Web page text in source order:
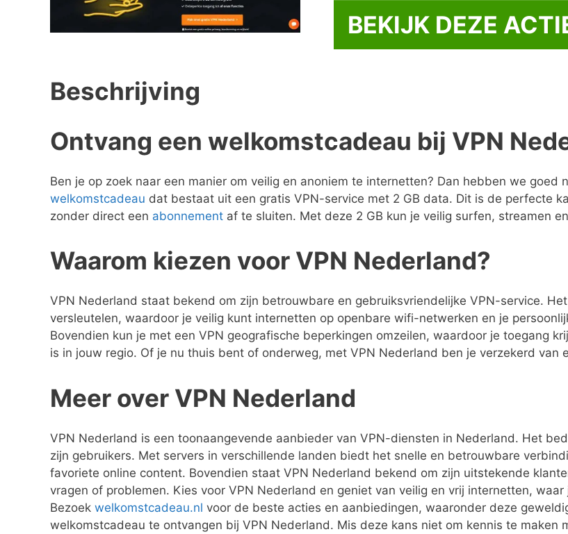
BEKIJK DEZE
Beschrijving
Ontvang een welkomstcadeau bij VPN
Ben je op zoek naar een manier om veilig en anoniem te internetten? Dan hebben we goed
welkomstcadeau dat bestaat uit een gratis VPN-service met 2 GB data. Dit is de perfecte
zonder direct een abonnement af te sluiten. Met deze 2 GB kun je veilig surfen, streamen
Waarom kiezen voor VPN Nederland?
VPN Nederland staat bekend om zijn betrouwbare en gebruiksvriendelijke VPN-service.
versleutelen, waardoor je veilig kunt internetten op openbare wifi-netwerken en je
Bovendien kun je met een VPN geografische beperkingen omzeilen, waardoor je toegang
is in jouw regio. Of je nu thuis bent of onderweg, met VPN Nederland ben je verzekerd van
Meer over VPN Nederland
VPN Nederland is een toonaangevende aanbieder van VPN-diensten in Nederland. Het
zijn gebruikers. Met servers in verschillende landen biedt het snelle en betrouwbare
favoriete online content. Bovendien staat VPN Nederland bekend om zijn uitstekende
vragen of problemen. Kies voor VPN Nederland en geniet van veilig en vrij internetten, waar
Bezoek welkomstcadeau.nl voor de beste acties en aanbiedingen, waaronder deze
welkomstcadeau te ontvangen bij VPN Nederland. Mis deze kans niet om kennis te maken